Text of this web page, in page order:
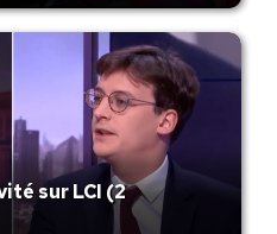
sur LCI (2